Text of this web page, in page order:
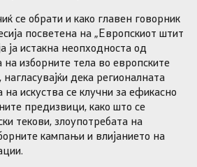
се обрати и како главен говорник
посветена на „Европскиот штит
ја истакна неопходноста од
на изборните тела во европските
дека регионалната
искуства се клучни за ефикасно
предизвици, како што се
текови, злоупотребата на
кампањи и влијанието на